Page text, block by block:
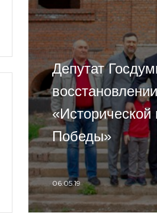
Депутат
«Исторической
Победы»
06.05.19